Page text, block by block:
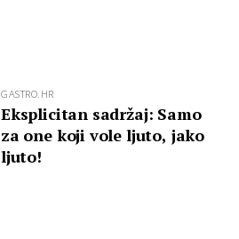
GASTRO.HR
Eksplicitan sadržaj: Samo
za one koji vole ljuto, jako
ljuto!